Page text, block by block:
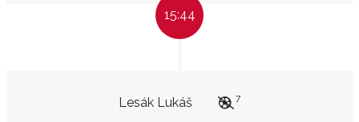
15:44
Lesák Lukáš 7